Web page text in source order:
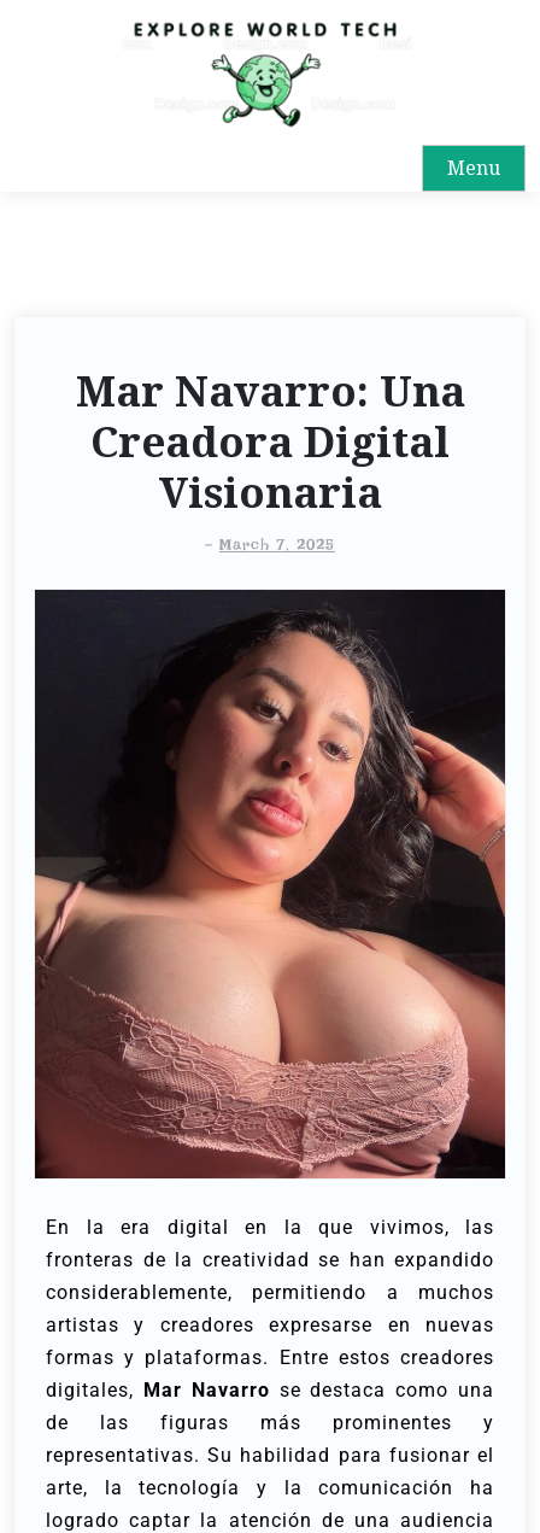
Menu
Mar Navarro: Una
Creadora Digital
Visionaria
- March 7, 2025
En la era digital en la que vivimos, las
fronteras de la creatividad se han expandido
considerablemente, permitiendo a muchos
artistas y creadores expresarse en nuevas
formas y plataformas. Entre estos creadores
digitales, Mar Navarro se destaca como una
de las figuras más prominentes y
representativas. Su habilidad para fusionar el
arte, la tecnología y la comunicación ha
logrado captar la atención de una audiencia